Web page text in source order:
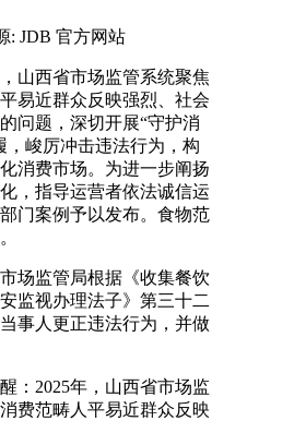
: JDB 官方网站
西省市场监管系统聚焦
易近群众反映强烈、社会
问题，深切开展“守护消
，峻厉冲击违法行为，构
消费市场。为进一步阐扬
，指导运营者依法诚信运
门案例予以发布。食物范
监管局根据《收集餐饮
监视办理法子》第三十二
事人更正违法行为，并做
2025年，山西省市场监
费范畴人平易近群众反映